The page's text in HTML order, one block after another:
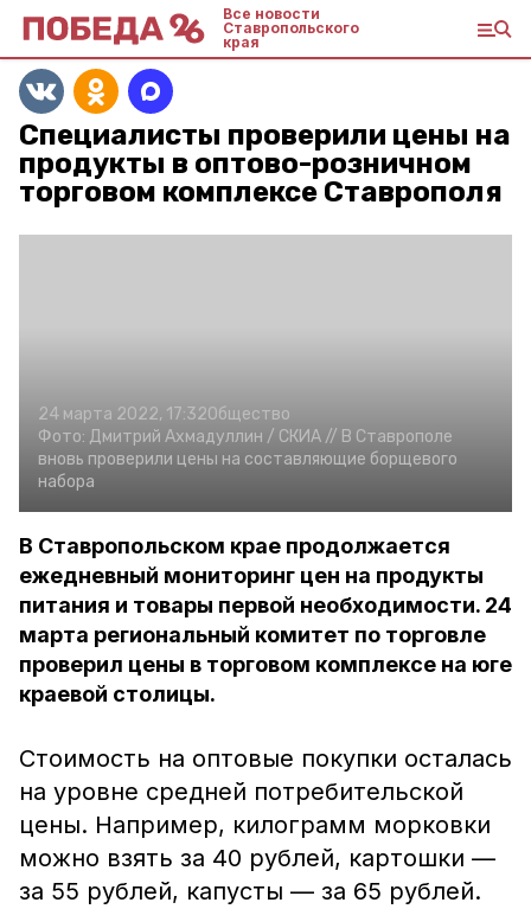
Все новости
Ставропольского
края
Специалисты проверили цены на
продукты в оптово-розничном
торговом комплексе Ставрополя
24 марта 2022, 17:32Общество
Фото: Дмитрий Ахмадуллин / СКИА // В Ставрополе
вновь проверили цены на составляющие борщевого
набора
В Ставропольском крае продолжается
ежедневный мониторинг цен на продукты
питания и товары первой необходимости. 24
марта региональный комитет по торговле
проверил цены в торговом комплексе на юге
краевой столицы.
Стоимость на оптовые покупки осталась
на уровне средней потребительской
цены. Например, килограмм морковки
можно взять за 40 рублей, картошки —
за 55 рублей, капусты — за 65 рублей.